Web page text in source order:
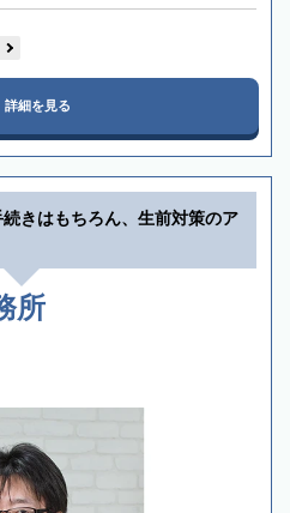
詳細を見る
続きはもちろん、生前対策のア
所